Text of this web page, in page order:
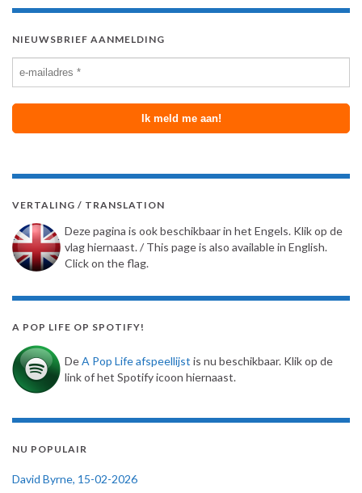
NIEUWSBRIEF AANMELDING
VERTALING / TRANSLATION
Deze pagina is ook beschikbaar in het Engels. Klik op de
vlag hiernaast. / This page is also available in English.
Click on the flag.
A POP LIFE OP SPOTIFY!
DeA Pop Life afspeellijst is nu beschikbaar. Klik op de
link of het Spotify icoon hiernaast.
NU POPULAIR
David Byrne, 15-02-2026